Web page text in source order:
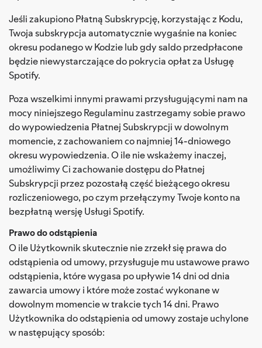
Jeśli zakupiono Płatną Subskrypcję, korzystając z Kodu,
Twoja subskrypcja automatycznie wygaśnie na koniec
okresu podanego w Kodzie lub gdy saldo przedpłacone
będzie niewystarczające do pokrycia opłat za Usługę
Spotify.
Poza wszelkimi innymi prawami przysługującymi nam na
mocy niniejszego Regulaminu zastrzegamy sobie prawo
do wypowiedzenia Płatnej Subskrypcji w dowolnym
momencie, z zachowaniem co najmniej 14-dniowego
okresu wypowiedzenia. O ile nie wskażemy inaczej,
umożliwimy Ci zachowanie dostępu do Płatnej
Subskrypcji przez pozostałą część bieżącego okresu
rozliczeniowego, po czym przełączymy Twoje konto na
bezpłatną wersję Usługi Spotify.
Prawo do odstąpienia
O ile Użytkownik skutecznie nie zrzekł się prawa do
odstąpienia od umowy, przysługuje mu ustawowe prawo
odstąpienia, które wygasa po upływie 14 dni od dnia
zawarcia umowy i które może zostać wykonane w
dowolnym momencie w trakcie tych 14 dni. Prawo
Użytkownika do odstąpienia od umowy zostaje uchylone
w następujący sposób: